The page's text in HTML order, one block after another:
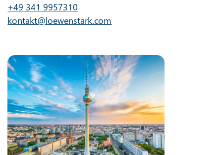
+49 341 9957310
kontakt@loewenstark.com